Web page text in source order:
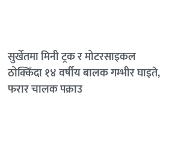
सुर्खेतमा मिनी ट्रक र मोटरसाइकल
ठोक्किँदा १४ वर्षीय बालक गम्भीर घाइते,
फरार चालक पक्राउ